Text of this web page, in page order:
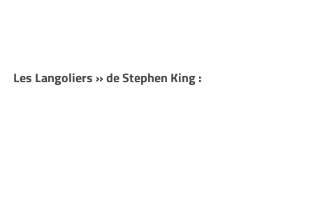
Les Langoliers » de Stephen King :